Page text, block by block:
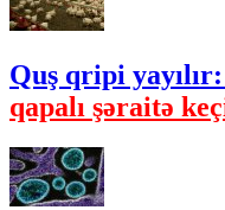
Quş qripi yayılır:
qapalı şəraitə